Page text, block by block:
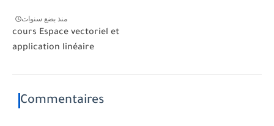
منذ بضع سنوات
cours Espace vectoriel et
application linéaire
Commentaires